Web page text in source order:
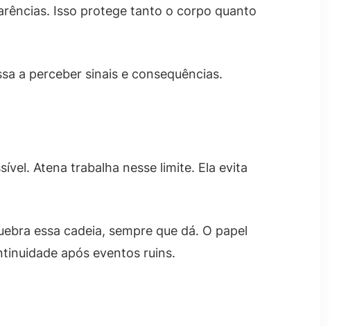
Isso protege tanto o corpo quanto
a perceber sinais e consequências.
Atena trabalha nesse limite. Ela evita
essa cadeia, sempre que dá. O papel
após eventos ruins.